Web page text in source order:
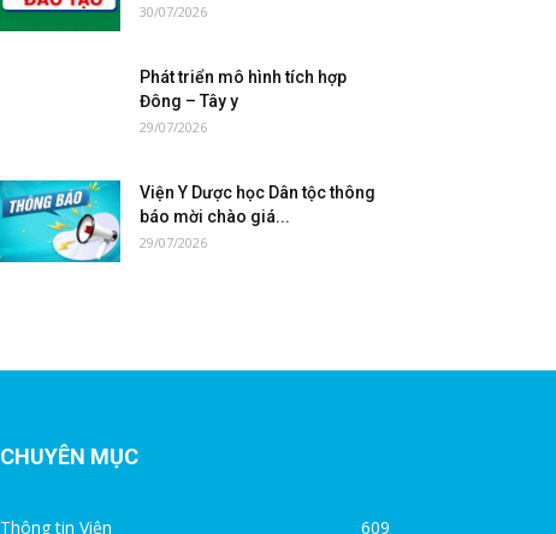
30/07/2026
Phát triển mô hình tích hợp
Đông – Tây y
29/07/2026
Viện Y Dược học Dân tộc thông
báo mời chào giá...
29/07/2026
CHUYÊN MỤC
Thông tin Viện
609